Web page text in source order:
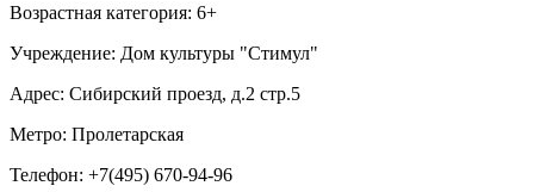
Возрастная категория: 6+
Учреждение: Дом культуры "Стимул"
Адрес: Сибирский проезд, д.2 стр.5
Метро: Пролетарская
Телефон: +7(495) 670-94-96